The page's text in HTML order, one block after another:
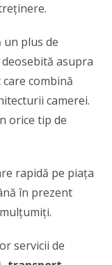
plus de
asupra
combină
camerei.
orice tip de
rapidă pe piața
în prezent
servicii de